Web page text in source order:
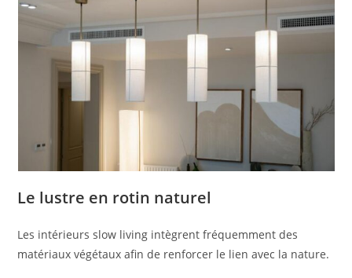
Le lustre en rotin naturel
Les intérieurs slow living intègrent fréquemment des
matériaux végétaux afin de renforcer le lien avec la nature.